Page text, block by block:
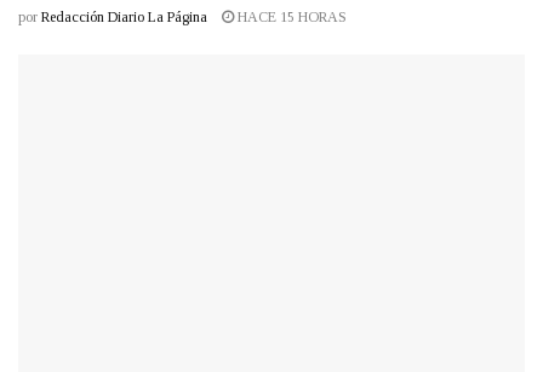
por Redacción Diario La Página HACE 15 HORAS